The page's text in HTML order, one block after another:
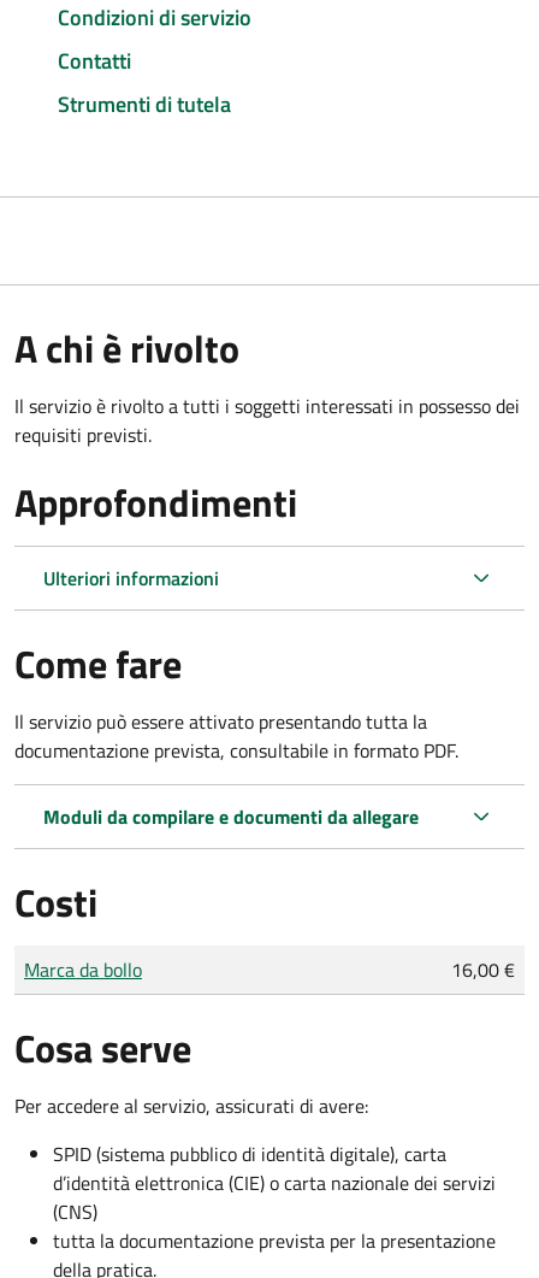
Condizioni di servizio
Contatti
Strumenti di tutela
A chi è rivolto
Il servizio è rivolto a tutti i soggetti interessati in possesso dei
requisiti previsti.
Approfondimenti
Ulteriori informazioni
Come fare
Il servizio può essere attivato presentando tutta la
documentazione prevista, consultabile in formato PDF.
Moduli da compilare e documenti da allegare
Costi
Tipo di pagamento
Importo
Marca da bollo 16,00 €
Cosa serve
Per accedere al servizio, assicurati di avere:
SPID (sistema pubblico di identità digitale), carta
d’identità elettronica (CIE) o carta nazionale dei servizi
(CNS)
tutta la documentazione prevista per la presentazione
della pratica.